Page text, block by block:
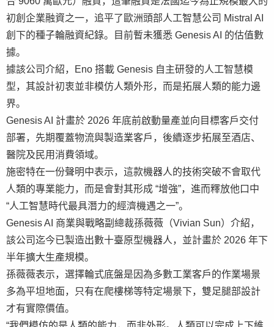
初創企業融資之一，追平了歐洲頭部人工智慧公司 Mistral AI
創下的種子輪融資紀錄。目前暫未獲悉 Genesis AI 的估值數
據。
據該公司介紹，Eno 搭載 Genesis 自主研發的人工智慧模
型，其設計初衷並非模仿人類外形，而是拓展人類的能力邊
界。
Genesis AI 計畫於 2026 年底前啟動量產並向目標客戶交付
部署，先期覆蓋物流與製造業客戶，後續逐步拓展至酒店、
醫院及民用消費領域。
施密特在一份聲明中表示，這款機器人的技術突破不會取代
人類的專業能力，而是會對其形成 “增強”，進而釋放他口中
“人工智慧時代最具潛力的經濟機遇之一”。
Genesis AI 商業與戰略副總裁孫薇薇（Vivian Sun）介紹，
該公司迄今已製造出數十臺原型機器人，並計畫於 2026 年下
半年擴大生產規模。
孫薇薇表示，選擇輪式底盤是因為多數工業客戶的作業場景
多為平坦地面，只有在爬樓梯等特定場景下，雙足腿部設計
才有實際價值。